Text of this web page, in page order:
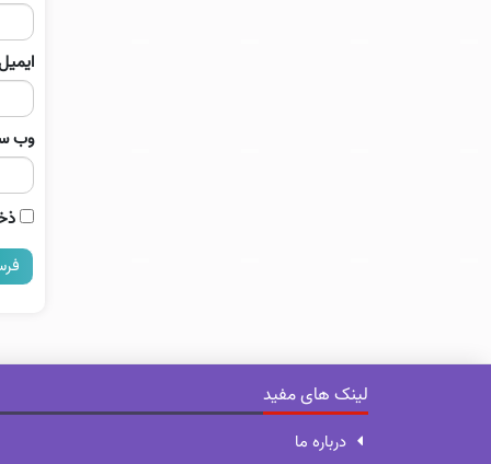
وب‌
لینک های مفید
درباره ما